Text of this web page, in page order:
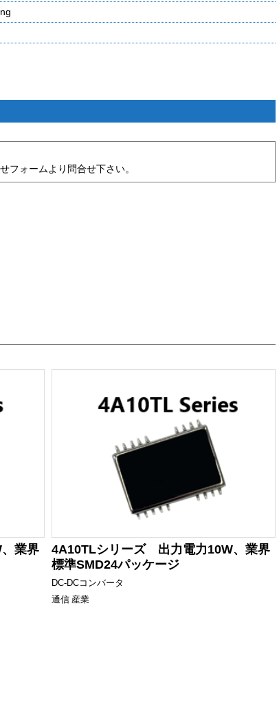
フォームより問合せ下さい。
業界
4A10TLシリーズ 出力電力10W、業界
標準SMD24パッケージ
DC-DCコンバータ
通信 産業